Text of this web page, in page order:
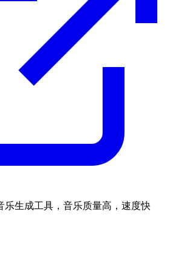
乐生成工具，音乐质量高，速度快